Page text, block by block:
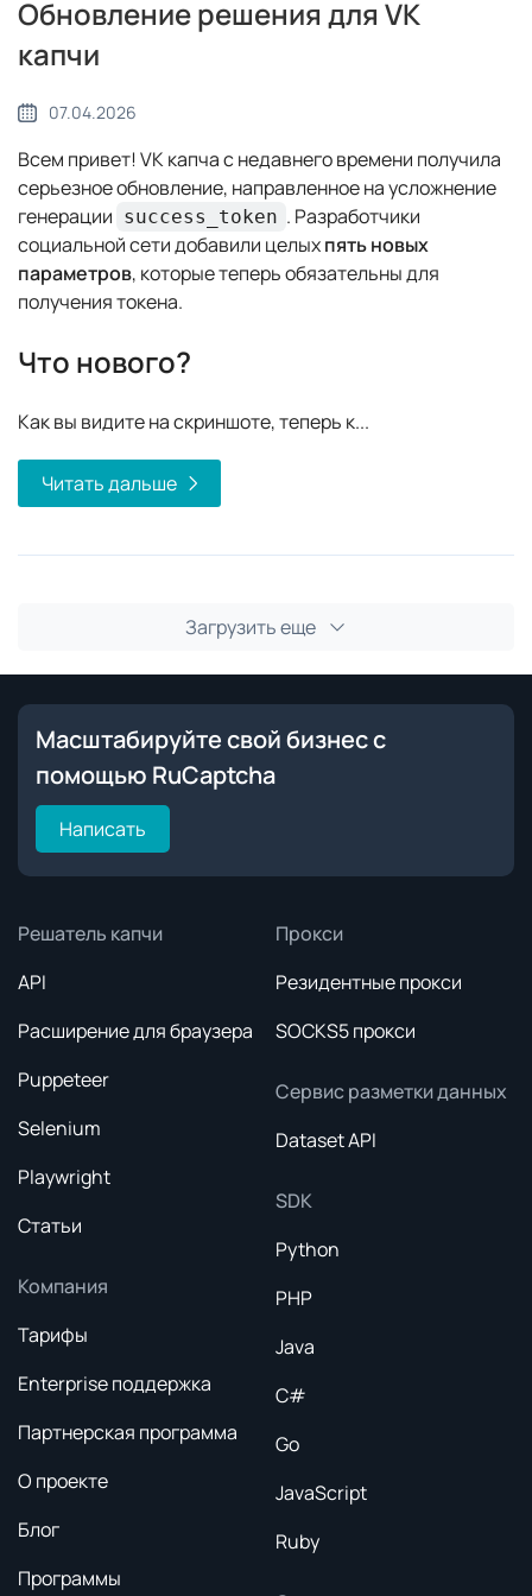
Обновление решения для VK
капчи
07.04.2026
Всем привет! VK капча с недавнего времени получила
серьезное обновление, направленное на усложнение
генерации success_token . Разработчики
социальной сети добавили целыхпять новых
параметров, которые теперь обязательны для
получения токена.
Что нового?
Как вы видите на скриншоте, теперь к...
Читать дальше
Загрузить еще
Масштабируйте свой бизнес с
помощью RuCaptcha
Написать
Решатель капчи
API
Расширение для браузера
Puppeteer
Selenium
Playwright
Статьи
Компания
Тарифы
Enterprise поддержка
Партнерская программа
О проекте
Блог
Программы
Прокси
Резидентные прокси
SOCKS5 прокси
Сервис разметки данных
Dataset API
SDK
Python
PHP
Java
C#
Go
JavaScript
Ruby